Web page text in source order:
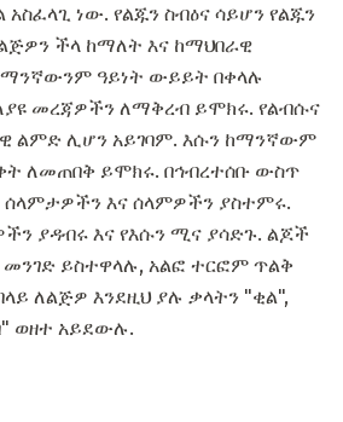
ነው. የልጁን ስብዕና ሳይሆን የልጁን
ችላ ከማለት እና ከማህበራዊ
ዓይነት ውይይት በቀላሉ
መረጃዎችን ለማቅረብ ይሞክሩ. የልብሱና
ልምድ ሊሆን አይገባም. እሱን ከማንኛውም
ለመጠበቅ ይሞክሩ. በኅብረተሰቡ ውስጥ
እና ሰላምዎችን ያስተምሩ.
ያዳብሩ እና የእሱን ሚና ያሳድጉ. ልጆች
ይስተዋላሉ, አልፎ ተርፎም ጥልቅ
ለልጅዎ እንደዚህ ያሉ ቃላትን "ቂል",
ወዘተ አይደውሉ.